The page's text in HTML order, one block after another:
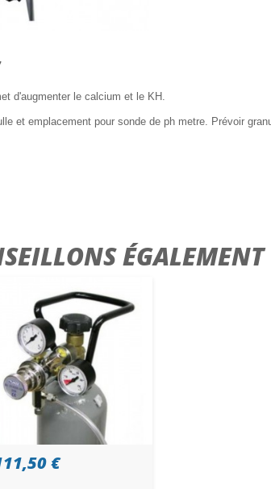
d'augmenter le calcium et le KH.
et emplacement pour sonde de ph metre. Prévoir
€